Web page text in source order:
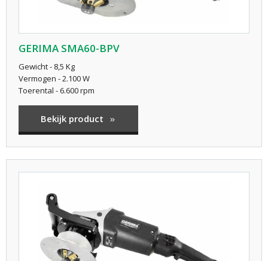
GERIMA SMA60-BPV
Gewicht - 8,5 Kg
Vermogen - 2.100 W
Toerental - 6.600 rpm
Bekijk product